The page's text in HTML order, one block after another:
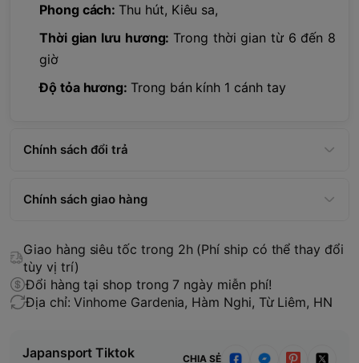
Phong cách: Thu hút, Kiêu sa,
Thời gian lưu hương: Trong thời gian từ 6 đến 8
giờ
Độ tỏa hương: Trong bán kính 1 cánh tay
Chính sách đổi trả
Chính sách giao hàng
Giao hàng siêu tốc trong 2h (Phí ship có thể thay đổi
tùy vị trí)
Đổi hàng tại shop trong 7 ngày miễn phí!
Địa chỉ: Vinhome Gardenia, Hàm Nghi, Từ Liêm, HN
Japansport Tiktok CHIA SẺ